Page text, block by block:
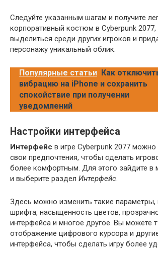
Следуйте указанным шагам и получите
корпоративный костюм в Cyberpunk
выделиться среди других игроков и
персонажу уникальный облик.
Популярные статьи Как
вибрацию на iPhone и сохранить
спокойствие при получении
уведомлений
Настройки интерфейса
Интерфейс в игре Cyberpunk 2077 можно
свои предпочтения, чтобы сделать
более комфортным. Для этого зайдите в
и выберите раздел Интерфейс.
Здесь можно изменить такие параметры,
шрифта, насыщенность цветов,
интерфейса и многое другое. Вы можете
отображение цифрового курсора и
интерфейса, чтобы сделать игру более